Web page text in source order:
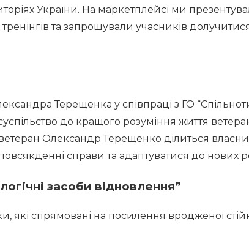
України. На маркетплейсі ми
та запрошували учасників
Терещенка у співпраці з ГО
до кращого розуміння життя
ветеран Олександр Терещенко ділиться
справи та адаптуватися до нових
засоби відновлення”
які спрямовані на посилення вродженої